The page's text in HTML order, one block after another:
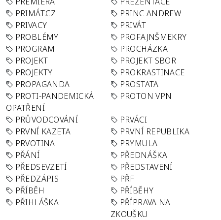
PRIMÁT.CZ
PRINC ANDREW
PRIVACY
PRIVÁT
PROBLÉMY
PROFAJNŠMEKRY
PROGRAM
PROCHÁZKA
PROJEKT
PROJEKT SBOR
PROJEKTY
PROKRASTINACE
PROPAGANDA
PROSTATA
PROTI-PANDEMICKÁ
OPATŘENÍ
PROTON VPN
PRŮVODCOVÁNÍ
PRVÁCI
PRVNÍ KAZETA
PRVNÍ REPUBLIKA
PRVOTINA
PRYMULA
PŘÁNÍ
PŘEDNÁŠKA
PŘEDSEVZETÍ
PŘEDSTAVENÍ
PŘEDZÁPIS
PŘF
PŘÍBĚH
PŘÍBĚHY
PŘIHLÁŠKA
PŘÍPRAVA NA
ZKOUŠKU